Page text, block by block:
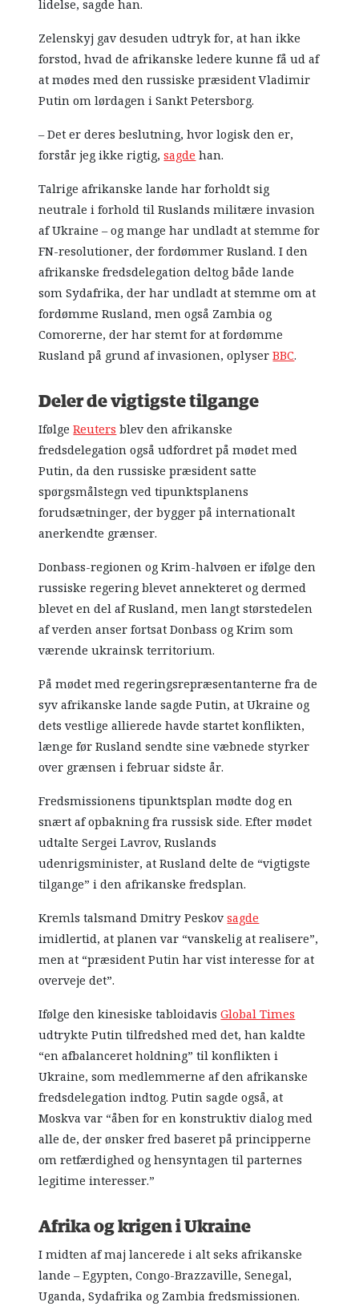
lidelse, sagde han.
Zelenskyj gav desuden udtryk for, at han ikke
forstod, hvad de afrikanske ledere kunne få ud af
at mødes med den russiske præsident Vladimir
Putin om lørdagen i Sankt Petersborg.
– Det er deres beslutning, hvor logisk den er,
forstår jeg ikke rigtig,sagde han.
Talrige afrikanske lande har forholdt sig
neutrale i forhold til Ruslands militære invasion
af Ukraine – og mange har undladt at stemme for
FN-resolutioner, der fordømmer Rusland. I den
afrikanske fredsdelegation deltog både lande
som Sydafrika, der har undladt at stemme om at
fordømme Rusland, men også Zambia og
Comorerne, der har stemt for at fordømme
Rusland på grund af invasionen, oplyserBBC.
Deler de vigtigste tilgange
IfølgeReuters blev den afrikanske
fredsdelegation også udfordret på mødet med
Putin, da den russiske præsident satte
spørgsmålstegn ved tipunktsplanens
forudsætninger, der bygger på internationalt
anerkendte grænser.
Donbass-regionen og Krim-halvøen er ifølge den
russiske regering blevet annekteret og dermed
blevet en del af Rusland, men langt størstedelen
af verden anser fortsat Donbass og Krim som
værende ukrainsk territorium.
På mødet med regeringsrepræsentanterne fra de
syv afrikanske lande sagde Putin, at Ukraine og
dets vestlige allierede havde startet konflikten,
længe før Rusland sendte sine væbnede styrker
over grænsen i februar sidste år.
Fredsmissionens tipunktsplan mødte dog en
snært af opbakning fra russisk side. Efter mødet
udtalte Sergei Lavrov, Ruslands
udenrigsminister, at Rusland delte de “vigtigste
tilgange” i den afrikanske fredsplan.
Kremls talsmand Dmitry Peskovsagde
imidlertid, at planen var “vanskelig at realisere”,
men at “præsident Putin har vist interesse for at
overveje det”.
Ifølge den kinesiske tabloidavisGlobal Times
udtrykte Putin tilfredshed med det, han kaldte
“en afbalanceret holdning” til konflikten i
Ukraine, som medlemmerne af den afrikanske
fredsdelegation indtog. Putin sagde også, at
Moskva var “åben for en konstruktiv dialog med
alle de, der ønsker fred baseret på principperne
om retfærdighed og hensyntagen til parternes
legitime interesser.”
Afrika og krigen i Ukraine
I midten af maj lancerede i alt seks afrikanske
lande – Egypten, Congo-Brazzaville, Senegal,
Uganda, Sydafrika og Zambia fredsmissionen.